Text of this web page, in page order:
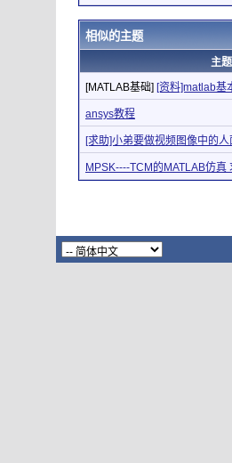
相似的主题
主题
[MATLAB基础] [资料]matlab基
ansys教程
[求助]小弟要做视频图像中的人
MPSK----TCM的MATLAB仿真